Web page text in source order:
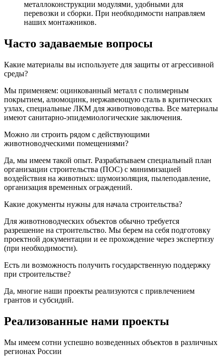
металлоконструкции модулями, удобными для
перевозки и сборки. При необходимости направляем
наших монтажников.
Часто задаваемые вопросы
Какие материалы вы используете для защиты от агрессивной
среды?
Мы применяем: оцинкованный металл с полимерным
покрытием, алюмоцинк, нержавеющую сталь в критических
узлах, специальные ЛКМ для животноводства. Все материалы
имеют санитарно-эпидемиологические заключения.
Можно ли строить рядом с действующими
животноводческими помещениями?
Да, мы имеем такой опыт. Разрабатываем специальный план
организации строительства (ПОС) с минимизацией
воздействия на животных: шумоизоляция, пылеподавление,
организация временных ограждений.
Какие документы нужны для начала строительства?
Для животноводческих объектов обычно требуется
разрешение на строительство. Мы берем на себя подготовку
проектной документации и ее прохождение через экспертизу
(при необходимости).
Есть ли возможность получить государственную поддержку
при строительстве?
Да, многие наши проекты реализуются с привлечением
грантов и субсидий.
Реализованные нами проекты
Мы имеем сотни успешно возведенных объектов в различных
регионах России